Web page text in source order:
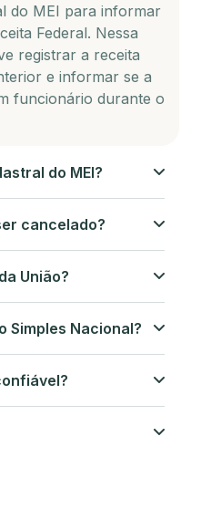
do MEI para informar
Federal. Nessa
registrar a receita
e informar se a
funcionário durante o
do MEI?
cancelado?
União?
Simples Nacional?